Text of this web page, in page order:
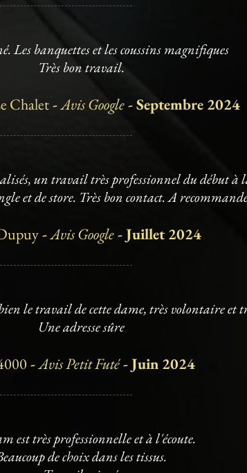
Les banquettes et les coussins magnifiques
Très bon travail.
Chalet-Avis Google- Septembre 2024
un travail très professionnel du début
et de store. Très bon contact. A
-Avis Google- Juillet 2024
le travail de cette dame, très volontaire et
Une adresse sûre
-Avis Petit Futé- Juin 2024
est très professionnelle et à l'écoute.
de choix dans les tissus.